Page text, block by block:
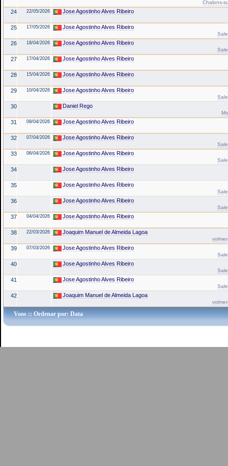
Chalons-
24 22/05/2026 Jose Agostinho Alves Ribeiro
25 17/05/2026 Jose Agostinho Alves Ribeiro
26 18/04/2026 Jose Agostinho Alves Ribeiro
27 17/04/2026 Jose Agostinho Alves Ribeiro
28 15/04/2026 Jose Agostinho Alves Ribeiro
29 10/04/2026 Jose Agostinho Alves Ribeiro
30 Daniel Rego
31 09/04/2026 Jose Agostinho Alves Ribeiro
32 07/04/2026 Jose Agostinho Alves Ribeiro
33 06/04/2026 Jose Agostinho Alves Ribeiro
34 Jose Agostinho Alves Ribeiro
35 Jose Agostinho Alves Ribeiro
36 Jose Agostinho Alves Ribeiro
37 04/04/2026 Jose Agostinho Alves Ribeiro
38 22/03/2026 Joaquim Manuel de Almeida Lagoa
39 07/03/2026 Jose Agostinho Alves Ribeiro
40 Jose Agostinho Alves Ribeiro
41 Jose Agostinho Alves Ribeiro
42 Joaquim Manuel de Almeida Lagoa
Voos :: Ordenar por: Data